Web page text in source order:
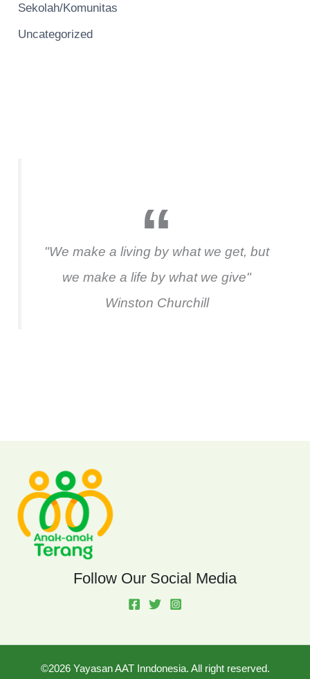
Sekolah/Komunitas
Uncategorized
"We make a living by what we get, but
we make a life by what we give"
Winston Churchill
Follow Our Social Media
©2026 Yayasan AAT Inndonesia. All right reserved.